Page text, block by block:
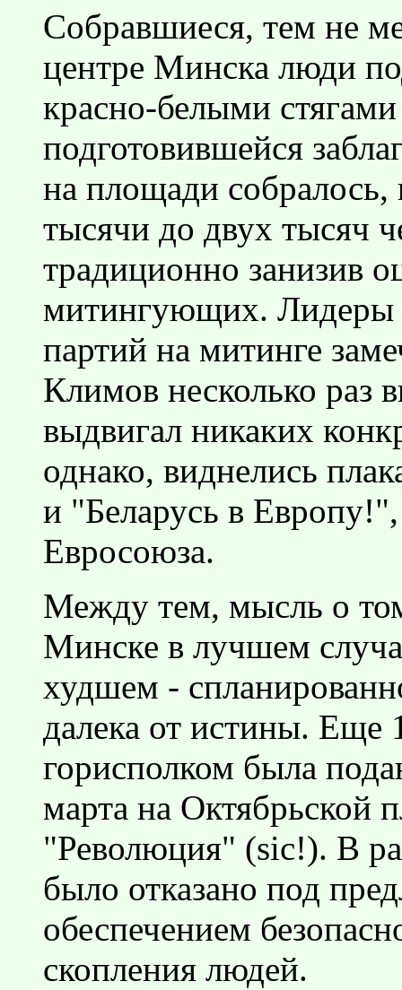
Собравшиеся, тем не
центре Минска люди
красно-белыми
подготовившейся
на площади
тысячи до двух тысяч
традиционно занизив
митингующих. Лидеры
партий на митинге
Климов несколько раз
выдвигал никаких
однако, виднелись
и "Беларусь в
Евросоюза.
Между тем, мысль о
Минске в лучшем
худшем -
далека от истины. Еще
горисполком была
марта на Октябрьской
"Революция" (sic!). В
было отказано под
обеспечением
скопления людей.